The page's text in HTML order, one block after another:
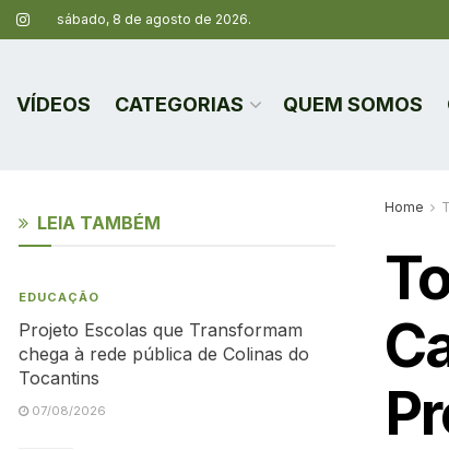
sábado, 8 de agosto de 2026.
VÍDEOS CATEGORIAS QUEM SOMOS
Home
LEIA TAMBÉM
EDUCAÇÃO
Projeto Escolas que Transformam
chega à rede pública de Colinas do
Tocantins
07/08/2026